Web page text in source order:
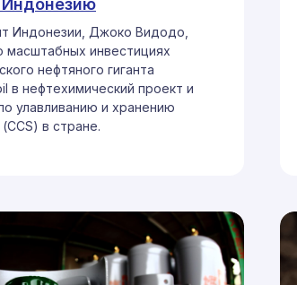
Индонезии, Джоко Видодо,
масштабных инвестициях
нефтяного гиганта
в нефтехимический проект и
улавливанию и хранению
в стране.